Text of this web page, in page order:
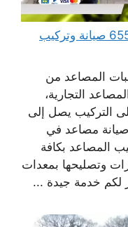
صيانة مصاعد في الكويت 65542233 صيانة وتركيب
المصاعد من
التجارية،
التركيب يصل إلى
صيانة مصاعد في
المصاعد بكافة
وتصليحها بمعدات
لكم خدمة جيدة ...